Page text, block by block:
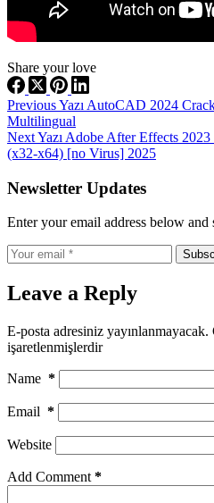
Share your love
PreviousYazı AutoCAD 2024
Multilingual
NextYazı Adobe After Effects
(x32-x64) [no Virus] 2025
Newsletter Updates
Enter your email address below
Leave a Reply
E-posta adresiniz yayınlanmayacak.
işaretlenmişlerdir
Name *
Email *
Website
Add Comment *